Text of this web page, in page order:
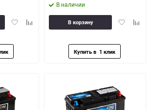
ДобавитьДобавить
В наличии
Добавить
В корзину